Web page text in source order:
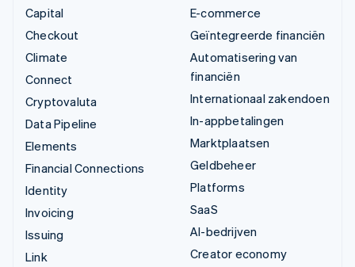
Capital
Checkout
Climate
Connect
Cryptovaluta
Data Pipeline
Elements
Financial Connections
Identity
Invoicing
Issuing
Link
E-commerce
Geïntegreerde financiën
Automatisering van
financiën
Internationaal zakendoen
In-appbetalingen
Marktplaatsen
Geldbeheer
Platforms
SaaS
AI-bedrijven
Creator economy